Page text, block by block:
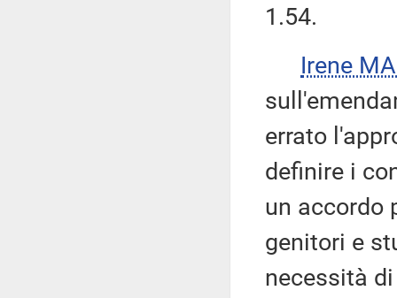
1.54.
Irene
errato
definire i
un accordo
genitori e
necessità